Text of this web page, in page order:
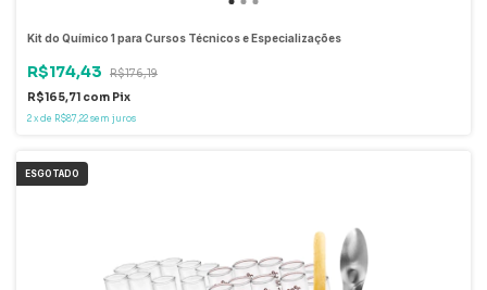
Kit do Químico 1 para Cursos Técnicos e Especializações
R$174,43
R$176,19
R$165,71 com Pix
2 x de R$87,22 sem juros
ESGOTADO